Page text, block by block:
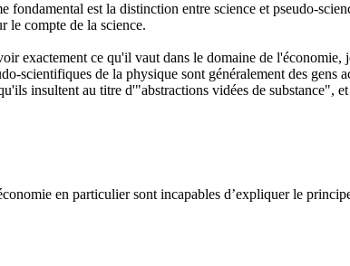
fondamental est la distinction entre science et pseudo-
le compte de la science.
exactement ce qu'il vaut dans le domaine de
scientifiques de la physique sont généralement des
insultent au titre d'"abstractions vidées de
en particulier sont incapables d’expliquer le